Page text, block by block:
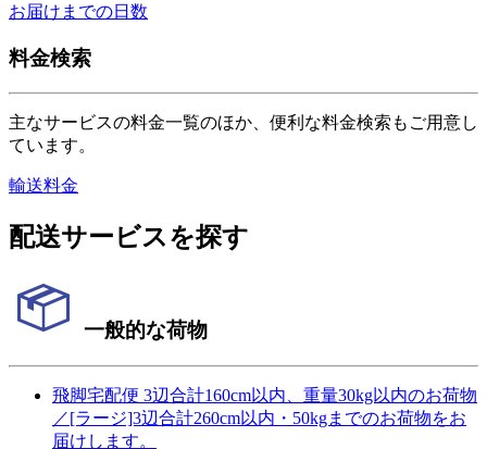
お届けまでの日数
料金検索
主なサービスの料金一覧のほか、便利な料金検索もご用意し
ています。
輸送料金
配送サービスを探す
一般的な荷物
飛脚宅配便 3辺合計160cm以内、重量30kg以内のお荷物
／[ラージ]3辺合計260cm以内・50kgまでのお荷物をお
届けします。